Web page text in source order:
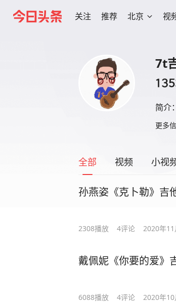
关注 推荐 北京 视
7t
简介：
更多
全部 视频 小视
孙燕姿《克卜勒》吉
2308播放 4评论 2020年11
戴佩妮《你要的爱》
6088播放 4评论 2020年10